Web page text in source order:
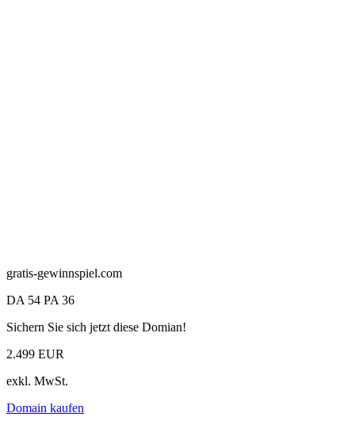
gratis-gewinnspiel.com
DA 54 PA 36
Sichern Sie sich jetzt diese Domian!
2.499 EUR
exkl. MwSt.
Domain kaufen